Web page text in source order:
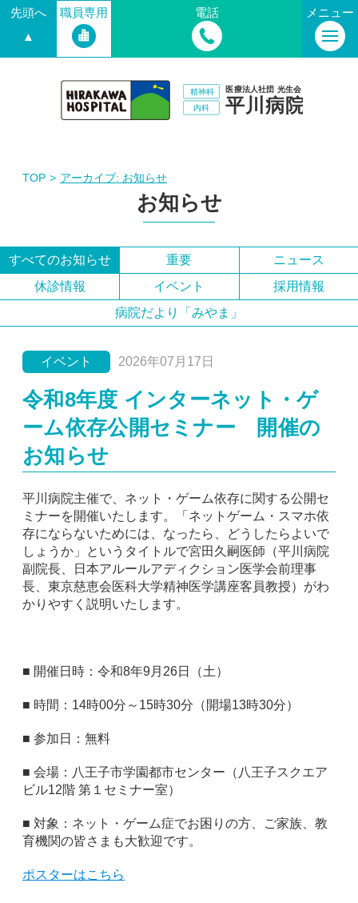
先頭へ
▲
職員専用 電話 メニュー
TOP アーカイブ: お知らせ
お知らせ
すべてのお知らせ 重要
ニュース
休診情報
イベント
採用情報
病院だより「みやま」
イベント 2026年07月17日
令和8年度 インターネット・ゲ
ーム依存公開セミナー 開催の
お知らせ
平川病院主催で、ネット・ゲーム依存に関する公開セ
ミナーを開催いたします。「ネットゲーム・スマホ依
存にならないためには、なったら、どうしたらよいで
しょうか」というタイトルで宮田久嗣医師（平川病院
副院長、日本アルールアディクション医学会前理事
長、東京慈恵会医科大学精神医学講座客員教授）がわ
かりやすく説明いたします。
■ 開催日時：令和8年9月26日（土）
■ 時間：14時00分～15時30分（開場13時30分）
■ 参加日：無料
■ 会場：八王子市学園都市センター（八王子スクエア
ビル12階 第１セミナー室）
■ 対象：ネット・ゲーム症でお困りの方、ご家族、教
育機関の皆さまも大歓迎です。
ポスターはこちら